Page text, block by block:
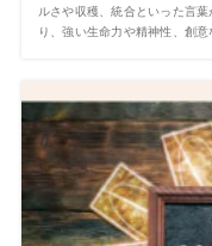
ルさや収穫、統合といった言
り、強い生命力や精神性、創